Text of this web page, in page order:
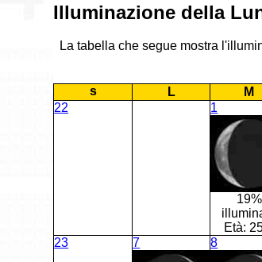
Illuminazione della
La tabella che segue mostra
s L M
22
1
19%
Età:
23
7 8